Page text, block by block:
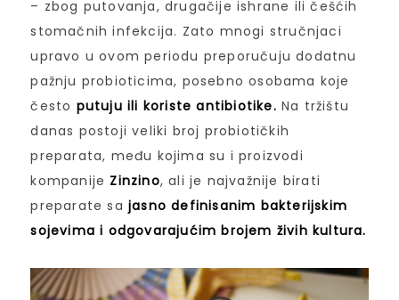
– zbog putovanja, drugačije ishrane ili češćih
stomačnih infekcija. Zato mnogi stručnjaci
upravo u ovom periodu preporučuju dodatnu
pažnju probioticima, posebno osobama koje
često putuju ili koriste antibiotike.Na tržištu
danas postoji veliki broj probiotičkih
preparata, među kojima su i proizvodi
kompanije Zinzino, ali je najvažnije birati
preparate sajasno definisanim bakterijskim
sojevima i odgovarajućim brojem živih kultura.